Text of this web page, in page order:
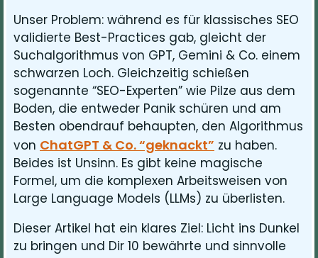
Unser Problem: während es für klassisches SEO
validierte Best-Practices gab, gleicht der
Suchalgorithmus von GPT, Gemini & Co. einem
schwarzen Loch. Gleichzeitig schießen
sogenannte “SEO-Experten” wie Pilze aus dem
Boden, die entweder Panik schüren und am
Besten obendrauf behaupten, den Algorithmus
von ChatGPT & Co. “geknackt” zu haben.
Beides ist Unsinn. Es gibt keine magische
Formel, um die komplexen Arbeitsweisen von
Large Language Models (LLMs) zu überlisten.
Dieser Artikel hat ein klares Ziel: Licht ins Dunkel
zu bringen und Dir 10 bewährte und sinnvolle